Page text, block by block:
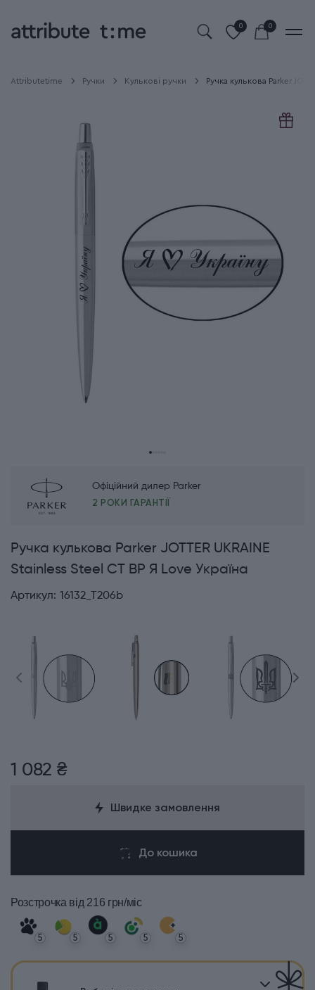
0 0
Attributetime Ручки Кулькові ручки Ручка кулькова Parker
Офіційний дилер Parker
2 РОКИ ГАРАНТІЇ
Ручка кулькова Parker JOTTER UKRAINE
Stainless Steel CT BP Я Love Україна
Артикул: 16132_T206b
1 082 ₴
Швидке замовлення
До кошика
Розстрочка від 216 грн/міс
5 5 5 5 5